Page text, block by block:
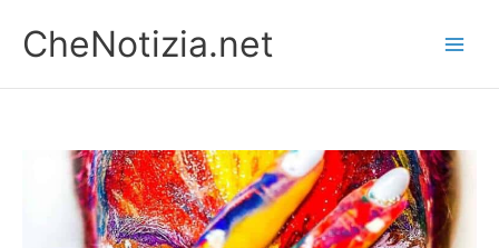
contenuto
CheNotizia.net